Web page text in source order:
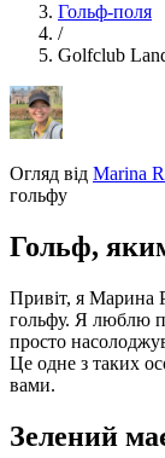
Гольф-поля
/
Golfclub
Огляд від Marina
гольфу
Гольф,
Привіт, я Марина
гольфу. Я люблю
просто
Це одне з таких
вами.
Зелений